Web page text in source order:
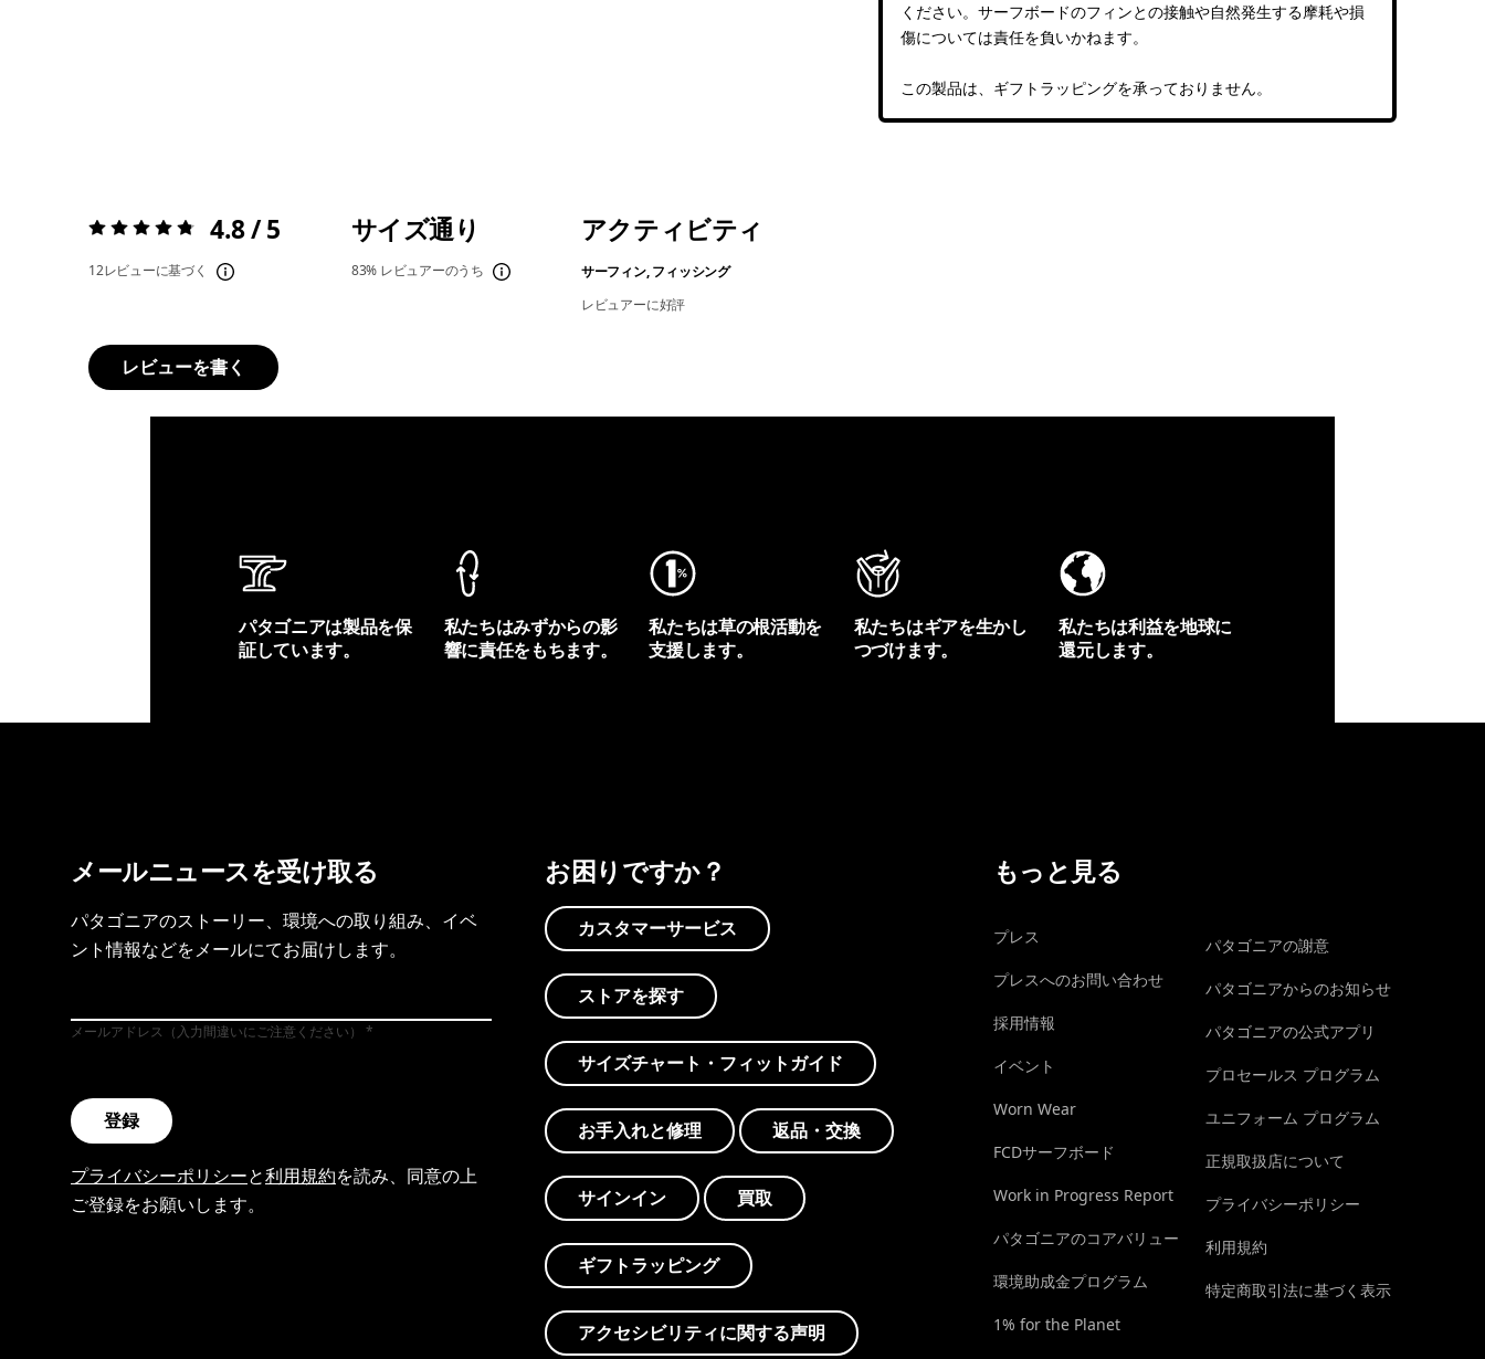
ください。サーフボードのフィンとの接触や自然発生する摩耗や損
傷については責任を負いかねます。
この製品は、ギフトラッピングを承っておりません。
評価:4.8 / 5 4.8 / 5
12レビューに基づく
サイズ通り
83% レビュアーのうち
アクティビティ
サーフィン, フィッシング
レビュアーに好評
レビューを書く
パタゴニアは製品を保
証しています。
私たちはみずからの影
響に責任をもちます。
私たちは草の根活動を
支援します。
私たちはギアを生かし
つづけます。
私たちは利益を地球に
還元します。
メールニュースを受け取る
パタゴニアのストーリー、環境への取り組み、イベ
ント情報などをメールにてお届けします。
メールアドレス（入力間違いにご注意ください）
登録
プライバシーポリシーと利用規約を読み、同意の上
ご登録をお願いします。
お困りですか？
カスタマーサービス
ストアを探す
サイズチャート・フィットガイド
お手入れと修理 返品・交換
サインイン 買取
ギフトラッピング
アクセシビリティに関する声明
もっと見る
プレス
プレスへのお問い合わせ
採用情報
イベント
Worn Wear
FCDサーフボード
Work in Progress Report
パタゴニアのコアバリュー
環境助成金プログラム
1% for the Planet
パタゴニアの謝意
パタゴニアからのお知らせ
パタゴニアの公式アプリ
プロセールス プログラム
ユニフォーム プログラム
正規取扱店について
プライバシーポリシー
利用規約
特定商取引法に基づく表示